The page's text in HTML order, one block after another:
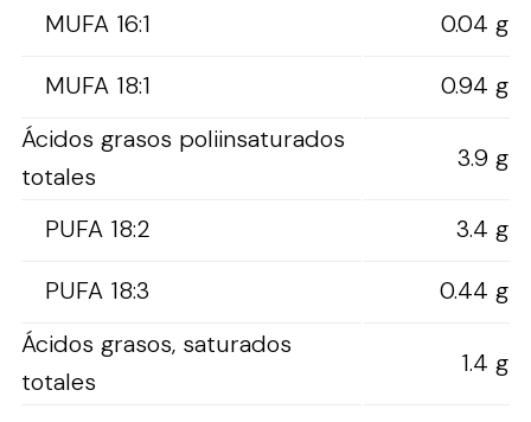
MUFA 16:1
0.04 g
MUFA 18:1
0.94 g
Ácidos grasos poliinsaturados
totales
3.9 g
PUFA 18:2
3.4 g
PUFA 18:3
0.44 g
Ácidos grasos, saturados
totales
1.4 g